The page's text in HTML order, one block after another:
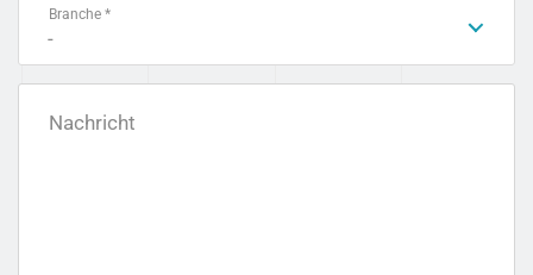
Branche *
-
Nachricht